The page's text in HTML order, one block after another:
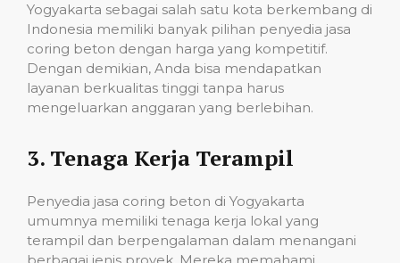
Yogyakarta sebagai salah satu kota berkembang di
Indonesia memiliki banyak pilihan penyedia jasa
coring beton dengan harga yang kompetitif.
Dengan demikian, Anda bisa mendapatkan
layanan berkualitas tinggi tanpa harus
mengeluarkan anggaran yang berlebihan.
3. Tenaga Kerja Terampil
Penyedia jasa coring beton di Yogyakarta
umumnya memiliki tenaga kerja lokal yang
terampil dan berpengalaman dalam menangani